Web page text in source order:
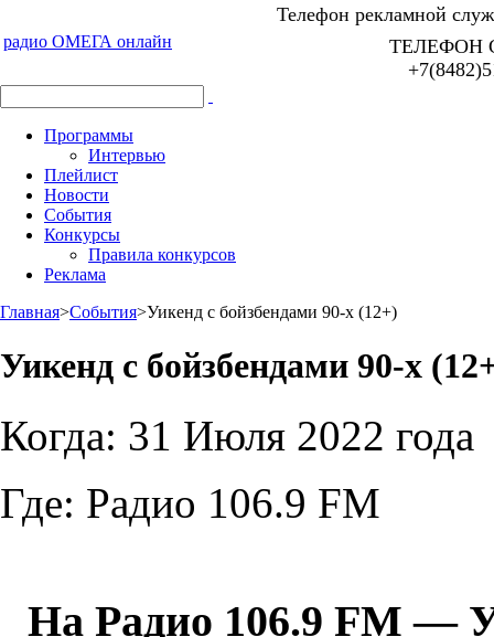
радио ОМЕГА онлайн
Телефон рекламной
ТЕЛЕФОН
Программы
Интервью
Плейлист
Новости
События
Конкурсы
Правила конкурсов
Реклама
Главная>События>Уикенд с бойзбендами 90-х (12+)
Уикенд с бойзбендами 90-х
Когда: 31 Июля 2022 года
Где: Радио 106.9 FM
На Радио 106.9 FM —